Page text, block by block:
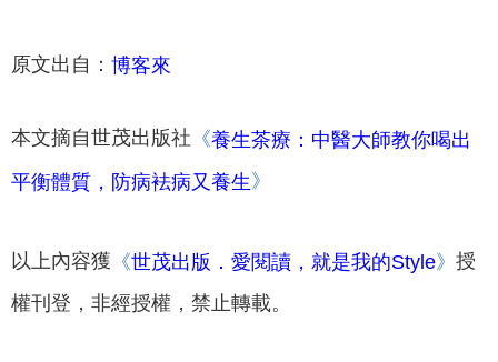
原文出自： 博客來
本文摘自世茂出版社 《養生茶療：中醫大師教你喝出
平衡體質，防病袪病又養生》
以上內容獲 《世茂出版．愛閱讀，就是我的Style》 授
權刊登，非經授權，禁止轉載。